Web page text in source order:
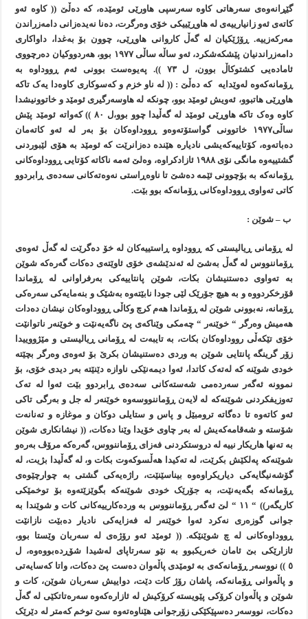
گێڕانەوەی سەرهاتی کاوە سەرسپی هاورێی ئومێدە، کە دەڵێ (( کاوە ئەو
کاتەی ئەو زانيارييەی لە هاوڕێیيکی خۆی وەرگرت، دەنا نەيدەزانی دامەزراندن
مەرکەزييە. ڕۆژێکيان لە گەڵ کاروانی هاوڕێی، چوون بۆ بەغدا، داواکاری
دامەزراندنيان پێشکەشکرد، ئەو ساڵە ساڵی ١٩٧٧ بوو، هەردووکيان دەرچووی
ئامادەیی کشتوکاڵ بوون، ل ٧٣ )). پەيوەست بوونی ئەم ڕووداوە بە
ڕۆمانەکەوە لەوێدايە کە دەڵێ : (( لە ناو خزم و کەسوکاری کاوەدا يەک تاکە
هاوڕێی هاتبوو، ئەويش ئومێد بوو، چونکە لە هاوسەرگيری ئومێد و خاتوونيشدا
کاوە وەک تاکە هاوڕێی ئومێد لە گەڵيدا چوو بوو،ل ٨٠ )) کەواتە ئومێد پێش
ساڵی١٩٧٧ خاتوونی گواستۆتەوەو ڕووداوەکان بۆ بەر لە ئەو کاتەمان
دەباتەوە، کۆتاييەکەيشی ناديارە هێندە دەزانرێت کە ئومێد بە هۆی لێبوردنی
گشتييەوە مانگی نۆی ١٩٨٨ ئازادکراوە، وەلێ ئەمە ناکاتە کۆتایی ڕووداوەکانی
ڕۆمانەکە بە بۆچوونی ئێمە دەشێ تا ناوەڕاستی نەوەتەکانی سەدەی ڕابردوو
کاتی تەواوی ڕووداوەکانی ڕۆمانەکە بوو بێت.
ب – شوێن :
لە ڕۆمانی ڕياليستی کە ڕووداوە ڕاستييەکان لە خۆ دەگرێت لە گەڵ ئەوەی
ڕۆماننووس لە گەڵ بەشێ لە ئەندێشەی خۆی ئاوێتەی دەکات گەرەکە شوێن
بە تەواوی دەستنيشان بکات، شوێن پانتاییەکی بەرفراوانی لە ڕۆماندا
قۆرخکردووە و بە هيچ جۆرێک لێی جودا نابێتەوە بەشێک و بنەمايەکی سەرەکی
ڕۆمانە، نەبوونی شوێن لە ڕۆماندا هەم کرچ وکاڵی ڕووداوەکان نيشان دەدات
هەميش وەرگر “ خوێنەر “ چەمکی وێناکەی پێ ناگەيەنێت و خوێنەر ناتوانێت
خۆی تێکەڵی رووداوەکان بکات، بە تايبەت لە ڕۆمانی ڕياليستی و مێژووييدا
زۆر گرينگە پانتایی شوێن بە وردی دەستنيشان بکرێ بۆ ئەوەی وەرگر بچێتە
خودی شوێنە کە لەتەک کاتدا، ئەوا ديمەنێکی ناوازە دێنێتە بەر ديدی خۆی، بۆ
نموونە ئەگەر سەردەمی شەستەکانی سەدەی ڕابردوو بێت ئەوا لە تەک
تەوزيفکردنی شوێنەکە لە لايەن ڕۆماننووسەوە خوێنەر لە جل و بەرگی تاکی
ئەو کاتەوە تا دەگاتە ترومبێل و پاس و ستايلی دوکان و موغازە و تەنانەت
شۆستە و شەقامەکەيش لە بەر چاوی خۆیدا وێنا دەکات، (( نيشانکاری شوێن
بە تەنها هاريکار نييە لە دروستکردنی فەزای ڕۆماننووس، گەرەکە مرۆڤ بەرەو
شوێنەکە پەلكێش بکرێت، لە تەکيدا هەڵسوکەوت بکات و، لە گەڵيدا بژيت، لە
گۆشەنيگايەکی دياريکراوەوە بيناسێنێت، راژەيەکی گشتی بە چوارچێوەی
ڕۆمانەکە بگەيەنێت، بە جۆرێک خودی شوێنەکە بگوێزێتەوە بۆ توخمێکی
کاريگەر)) “ ١١ “ لێ ئەگەر ڕۆماننووس بە وردەکارييەکانی کات و شوێندا بە
جوانی گوزەری نەکرد ئەوا خوێنەر لە فەزايەکی ناديار دەبێت نازانێت
ڕووداوەکانی لە چ شوێنێکە. (( ئومێد ئەو رۆژەی لە سەربان وێستا بوو،
ئازارێکی بێ ئامان خەريکبوو بە نێو سەرتاپای لەشيدا شۆڕدەبووەوە، ل
٥ )) نووسەر ڕۆمانەکەی بە ئومێدی پاڵەوان دەست پێ دەکات، واتا کەسايەتی
و پاڵەوانی ڕۆمانەکە، پاشان رۆژ کات دێت، دواييش سەربان شوێن، کات و
شوێن و پاڵەوان کرۆکی پێويستە کرۆکيش لە ئازارەکەوە سەرەتاتکێی لە گەڵ
دەکات، نووسەر دەسپێکێکی زۆرجوانی هێناوەتەوە سێ توخم کەمتر لە دێرێک